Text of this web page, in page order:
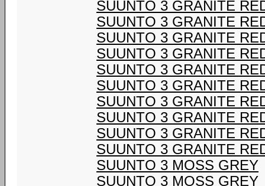
SUUNTO 3 GRANITE
SUUNTO 3 GRANITE
SUUNTO 3 GRANITE
SUUNTO 3 GRANITE
SUUNTO 3 GRANITE
SUUNTO 3 GRANITE
SUUNTO 3 GRANITE
SUUNTO 3 GRANITE
SUUNTO 3 GRANITE
SUUNTO 3 GRANITE
SUUNTO 3 MOSS GREY
SUUNTO 3 MOSS GREY